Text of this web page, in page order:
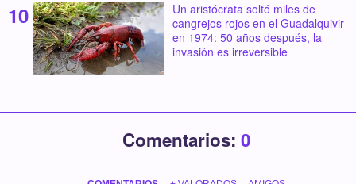
Un aristócrata soltó miles de
cangrejos rojos en el Guadalquivir
en 1974: 50 años después, la
invasión es irreversible
Comentarios: 0